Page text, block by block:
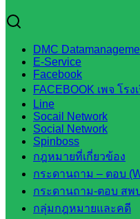
DMC
E-Service
Facebook
FACEBOOK เพจ โร
Line
Socail Network
Social Network
Spinboss
กฎหมายที่เกี่ยวข้อง
กระดานถาม – ตอบ
กระดานถาม-ตอบ สพ
กลุ่มกฎหมายและคดี
สำนักงาน
ส.ก.ส.ค.
จังหวัด
สระแก้ว
สพป.
สระแก้ว
เขต 1
สพป.สระแก้ว
เขต 2
โรงเรียน